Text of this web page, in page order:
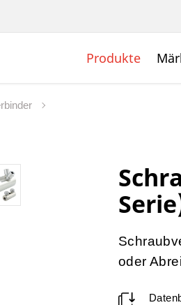
Produkte
oder